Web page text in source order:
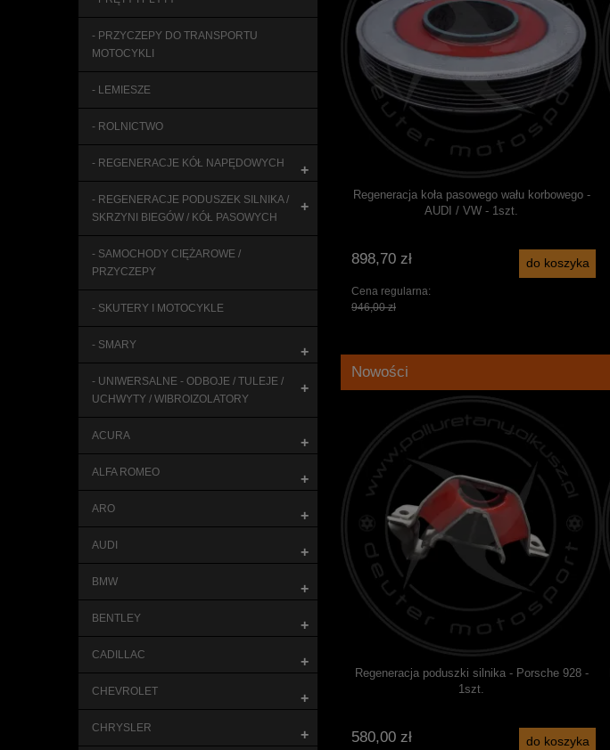
- PRZYCZEPY DO TRANSPORTU
MOTOCYKLI
- LEMIESZE
- ROLNICTWO
- REGENERACJE KÓŁ NAPĘDOWYCH +
- REGENERACJE PODUSZEK SILNIKA /
SKRZYNI BIEGÓW / KÓŁ PASOWYCH
+
- SAMOCHODY CIĘŻAROWE /
PRZYCZEPY
- SKUTERY I MOTOCYKLE
- SMARY +
- UNIWERSALNE - ODBOJE / TULEJE /
UCHWYTY / WIBROIZOLATORY
+
ACURA +
ALFA ROMEO +
ARO +
AUDI +
BMW +
BENTLEY +
CADILLAC +
CHEVROLET +
CHRYSLER +
Regeneracja koła pasowego wału korbowego -
AUDI / VW - 1szt.
898,70 zł
Cena regularna:
946,00 zł
do koszyka
Nowości
Regeneracja tulei przedniego wahacza - FERRARI
do koszyka
Regeneracja poduszki silnika - Porsche 928 -
1szt.
580,00 zł do koszyka